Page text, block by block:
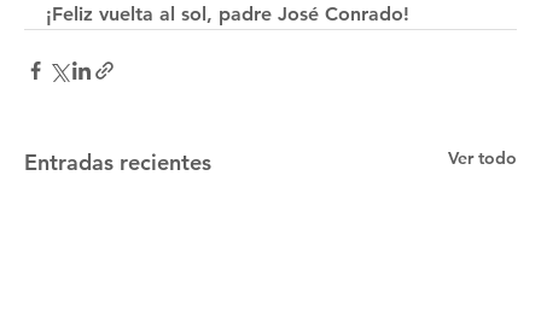
¡Feliz vuelta al sol, padre José Conrado!
Entradas recientes Ver todo